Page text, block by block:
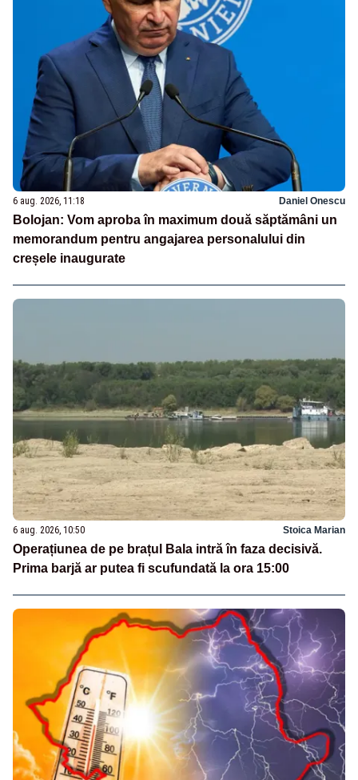
6 aug. 2026, 11:18 Daniel Onescu
Bolojan: Vom aproba în maximum două săptămâni un
memorandum pentru angajarea personalului din
creșele inaugurate
6 aug. 2026, 10:50 Stoica Marian
Operațiunea de pe brațul Bala intră în faza decisivă.
Prima barjă ar putea fi scufundată la ora 15:00